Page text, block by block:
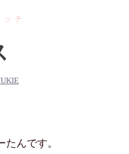
チ
たんです。